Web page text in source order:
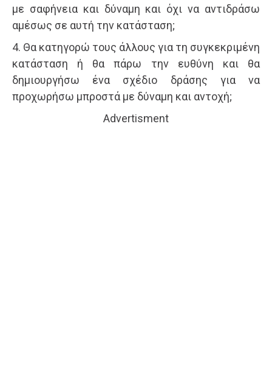
με σαφήνεια και δύναμη και όχι να αντιδράσω
αμέσως σε αυτή την κατάσταση;
4. Θα κατηγορώ τους άλλους για τη συγκεκριμένη
κατάσταση ή θα πάρω την ευθύνη και θα
δημιουργήσω ένα σχέδιο δράσης για να
προχωρήσω μπροστά με δύναμη και αντοχή;
Advertisment